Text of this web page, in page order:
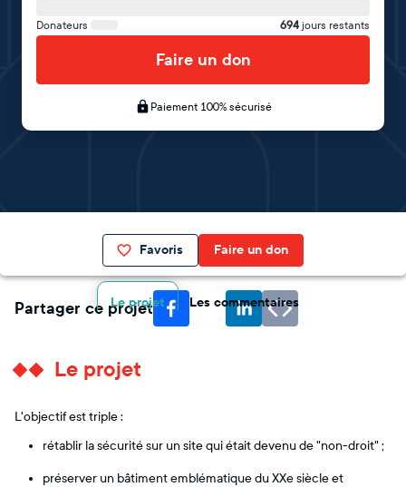
Donateurs 694 jours restants
Faire un don
Paiement 100% sécurisé
Favoris Faire un don
Le projet Les commentaires
Partager ce projet
Le projet
L'objectif est triple :
rétablir la sécurité sur un site qui était devenu de "non-droit" ;
préserver un bâtiment emblématique du XXe siècle et